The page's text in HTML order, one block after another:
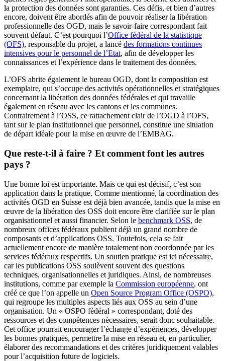
la protection des données sont garanties. Ces défis, et bien d’autres
encore, doivent être abordés afin de pouvoir réaliser la libération
professionnelle des OGD, mais le savoir-faire correspondant fait
souvent défaut. C’est pourquoi l’Office fédéral de la statistique
(OFS), responsable du projet, a lancé des formations continues
intensives pour le personnel de l’Etat, afin de développer les
connaissances et l’expérience dans le traitement des données.
L’OFS abrite également le bureau OGD, dont la composition est
exemplaire, qui s’occupe des activités opérationnelles et stratégiques
concernant la libération des données fédérales et qui travaille
également en réseau avec les cantons et les communes.
Contrairement à l’OSS, ce rattachement clair de l’OGD à l’OFS,
tant sur le plan institutionnel que personnel, constitue une situation
de départ idéale pour la mise en œuvre de l’EMBAG.
Que reste-t-il à faire ? Et comment font les autres
pays ?
Une bonne loi est importante. Mais ce qui est décisif, c’est son
application dans la pratique. Comme mentionné, la coordination des
activités OGD en Suisse est déjà bien avancée, tandis que la mise en
œuvre de la libération des OSS doit encore être clarifiée sur le plan
organisationnel et aussi financier. Selon le benchmark OSS, de
nombreux offices fédéraux publient déjà un grand nombre de
composants et d’applications OSS. Toutefois, cela se fait
actuellement encore de manière totalement non coordonnée par les
services fédéraux respectifs. Un soutien pratique est ici nécessaire,
car les publications OSS soulèvent souvent des questions
techniques, organisationnelles et juridiques. Ainsi, de nombreuses
institutions, comme par exemple la Commission européenne, ont
créé ce que l’on appelle un Open Source Program Office (OSPO),
qui regroupe les multiples aspects liés aux OSS au sein d’une
organisation. Un « OSPO fédéral » correspondant, doté des
ressources et des compétences nécessaires, serait donc souhaitable.
Cet office pourrait encourager l’échange d’expériences, développer
les bonnes pratiques, permettre la mise en réseau et, en particulier,
élaborer des recommandations et des critères juridiquement valables
pour l’acquisition future de logiciels.